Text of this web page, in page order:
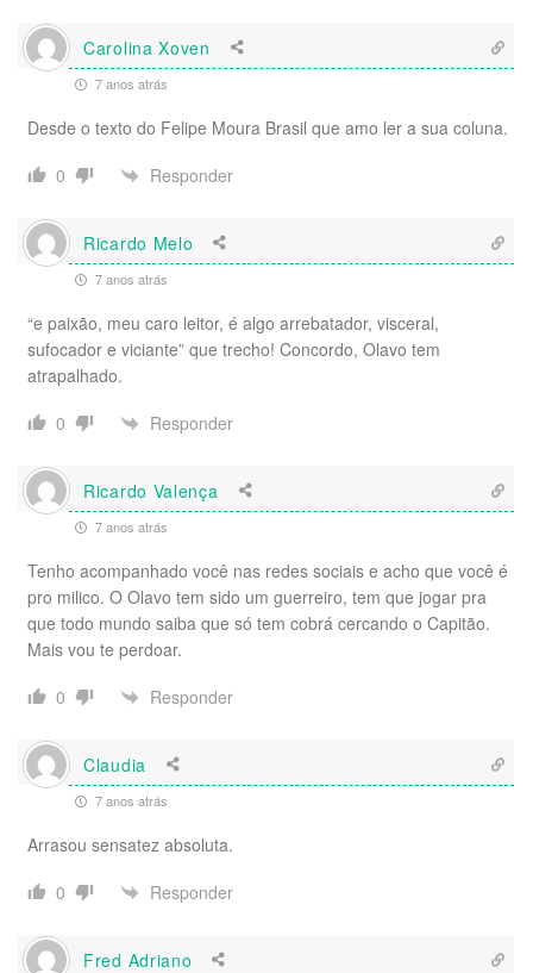
Carolina Xoven
7 anos atrás
Desde o texto do Felipe Moura Brasil que amo ler a sua coluna.
0
Responder
Ricardo Melo
7 anos atrás
“e paixão, meu caro leitor, é algo arrebatador, visceral,
sufocador e viciante” que trecho! Concordo, Olavo tem
atrapalhado.
0
Responder
Ricardo Valença
7 anos atrás
Tenho acompanhado você nas redes sociais e acho que você é
pro milico. O Olavo tem sido um guerreiro, tem que jogar pra
que todo mundo saiba que só tem cobrá cercando o Capitão.
Mais vou te perdoar.
0
Responder
Claudia
7 anos atrás
Arrasou sensatez absoluta.
0
Responder
Fred Adriano